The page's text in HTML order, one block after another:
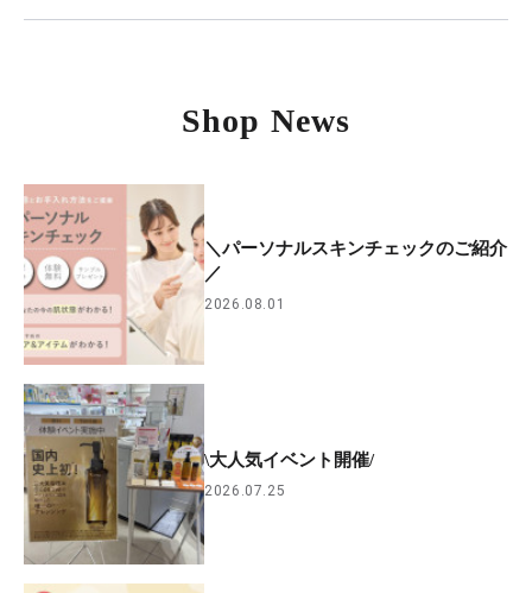
Shop News
＼パーソナルスキンチェックのご紹介
／
2026.08.01
\大人気イベント開催/
2026.07.25